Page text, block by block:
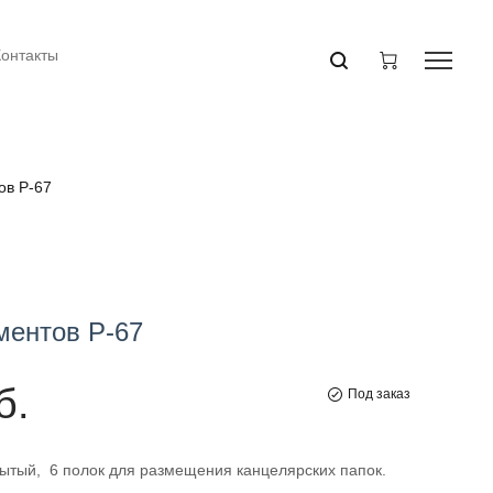
Р-67
Р-67
Под заказ
6 полок для размещения канцелярских папок.